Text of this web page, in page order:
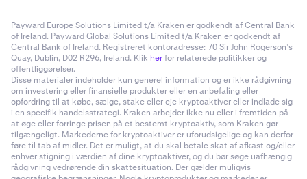
Payward Europe Solutions Limited t/a Kraken er godkendt af Central Bank
of Ireland. Payward Global Solutions Limited t/a Kraken er godkendt af
Central Bank of Ireland. Registreret kontoradresse: 70 Sir John Rogerson’s
Quay, Dublin, D02 R296, Ireland. Klik herfor relaterede politikker og
offentliggørelser.
Disse materialer indeholder kun generel information og er ikke rådgivning
om investering eller finansielle produkter eller en anbefaling eller
opfordring til at købe, sælge, stake eller eje kryptoaktiver eller indlade sig
i en specifik handelsstrategi. Kraken arbejder ikke nu eller i fremtiden på
at øge eller forringe prisen på et bestemt kryptoaktiv, som Kraken gør
tilgængeligt. Markederne for kryptoaktiver er uforudsigelige og kan derfor
føre til tab af midler. Det er muligt, at du skal betale skat af afkast og/eller
enhver stigning i værdien af dine kryptoaktiver, og du bør søge uafhængig
rådgivning vedrørende din skattesituation. Der gælder muligvis